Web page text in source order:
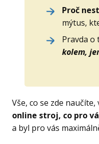
Proč
mýtus,
Pravda o
kolem,
Vše, co se zde
online stroj, co pro
a byl pro vás